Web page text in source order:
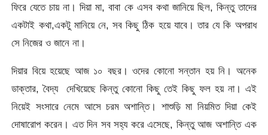
ফিরে যেতে চায় না। দিয়া মা, বাবা কে এসব কথা জানিয়ে ছিল, কিন্তু তাদের
একটাই কথা,একটু মানিয়ে নে, সব কিছু ঠিক হয়ে যাবে। তার যে কি অপরাধ
সে নিজের ও জানে না।
দিয়ার বিয়ে হয়েছে আজ ১০ বছর। ওদের কোনো সন্তান হয় নি। অনেক
ডাক্তার, বৈদ্য দেখিয়েছে কিন্তু কোনো কিছু তেই কিছু ফল হয় না। এই
নিয়েই সংসারে নেমে আসে চরম অশান্তি। শাশুড়ি মা নিয়মিত দিয়া কেই
দোষারোপ করেন। এত দিন সব সহ্য করে এসেছে, কিন্তু আজ অশান্তি এক